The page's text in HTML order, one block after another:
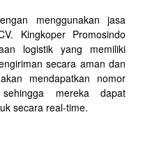
menggunakan jasa
Kingkoper Promosindo
logistik yang memiliki
secara aman dan
mendapatkan nomor
mereka dapat
secara real-time.